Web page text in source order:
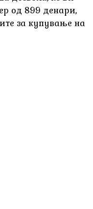
од 899 денари,
за купување на